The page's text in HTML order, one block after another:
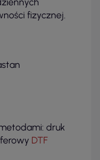
fizycznej.
druk
DTF